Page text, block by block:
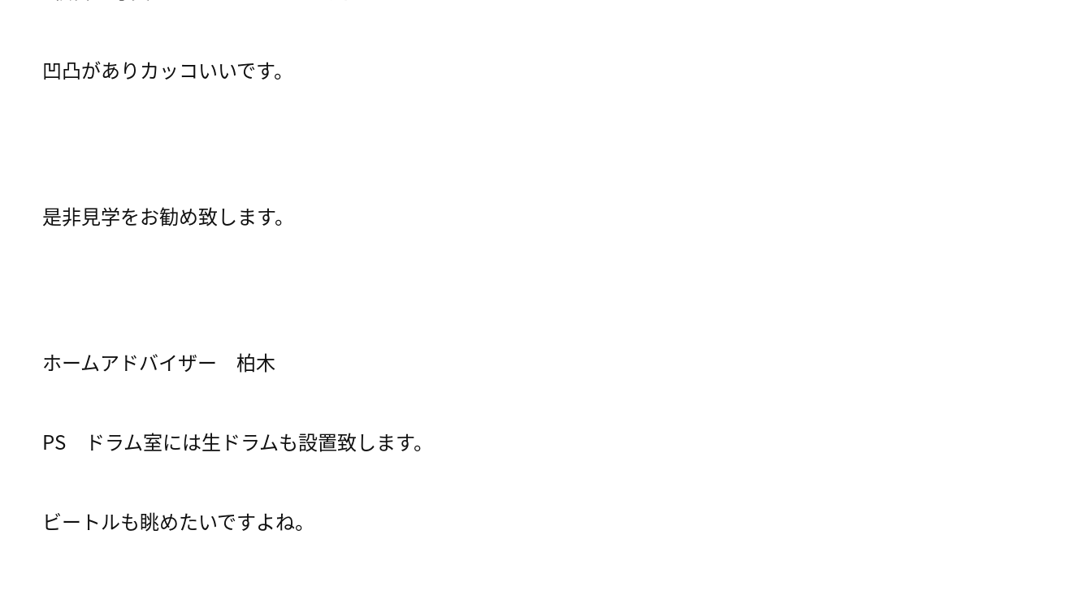
凹凸がありカッコいいです。
是非見学をお勧め致します。
ホームアドバイザー 柏木
PS ドラム室には生ドラムも設置致します。
ビートルも眺めたいですよね。